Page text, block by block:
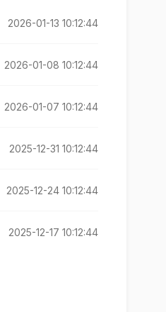
2026-01-13 10:12:44
2026-01-08 10:12:44
2026-01-07 10:12:44
2025-12-31 10:12:44
2025-12-24 10:12:44
2025-12-17 10:12:44